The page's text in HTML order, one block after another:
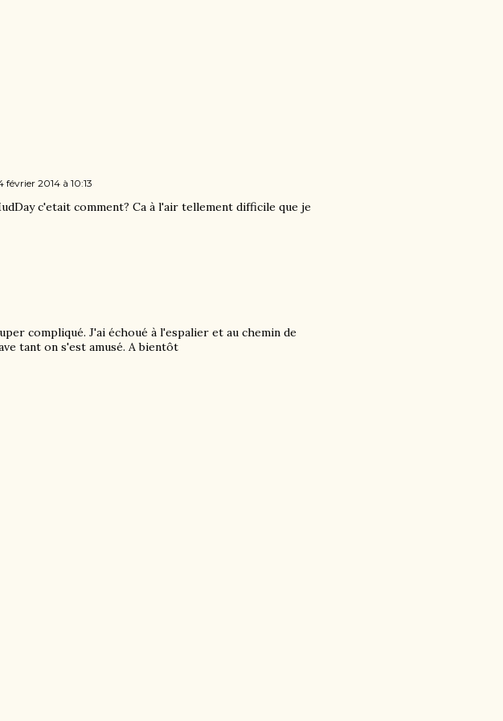
février 2014 à 10:13
c'etait comment? Ca à l'air tellement difficile que je
compliqué. J'ai échoué à l'espalier et au chemin de
tant on s'est amusé. A bientôt